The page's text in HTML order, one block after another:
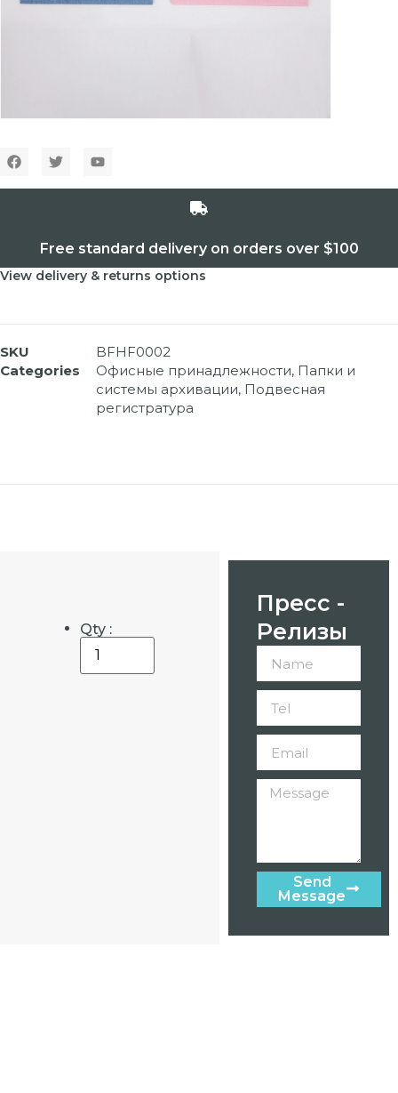
Free standard delivery on orders over $100
View delivery & returns options
SKU
BFHF0002
Categories
Офисные принадлежности, Папки и
системы архивации, Подвесная
регистратура
Qty :
Пресс -
Релизы
Send
Message